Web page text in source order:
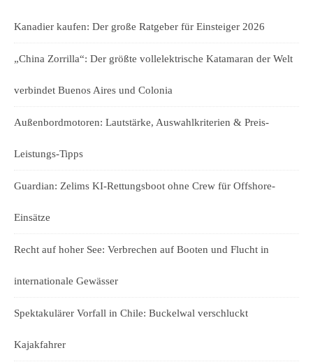
Kanadier kaufen: Der große Ratgeber für Einsteiger 2026
„China Zorrilla“: Der größte vollelektrische Katamaran der Welt
verbindet Buenos Aires und Colonia
Außenbordmotoren: Lautstärke, Auswahlkriterien & Preis-
Leistungs-Tipps
Guardian: Zelims KI-Rettungsboot ohne Crew für Offshore-
Einsätze
Recht auf hoher See: Verbrechen auf Booten und Flucht in
internationale Gewässer
Spektakulärer Vorfall in Chile: Buckelwal verschluckt
Kajakfahrer